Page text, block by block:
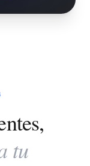
tu